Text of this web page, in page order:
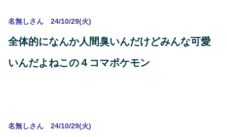
名無しさん 24/10/29(火)
全体的になんか人間臭いんだけどみんな可愛
いんだよねこの４コマポケモン
名無しさん 24/10/29(火)